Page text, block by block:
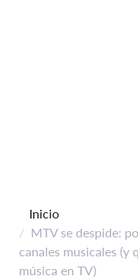
Inicio
MTV se despide:
canales musicales (y
música en TV)